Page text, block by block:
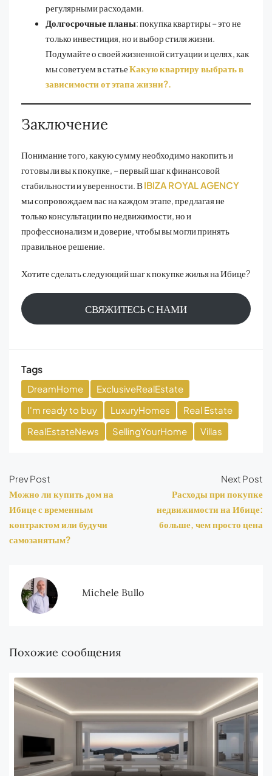
регулярными расходами.
Долгосрочные планы: покупка квартиры – это не
только инвестиция, но и выбор стиля жизни.
Подумайте о своей жизненной ситуации и целях, как
мы советуем в статьеКакую квартиру выбрать в
зависимости от этапа жизни?.
Заключение
Понимание того, какую сумму необходимо накопить и
готовы ли вы к покупке, – первый шаг к финансовой
стабильности и уверенности. ВIBIZA ROYAL AGENCY
мы сопровождаем вас на каждом этапе, предлагая не
только консультации по недвижимости, но и
профессионализм и доверие, чтобы вы могли принять
правильное решение.
Хотите сделать следующий шаг к покупке жилья на Ибице?
СВЯЖИТЕСЬ С НАМИ
Tags
DreamHome
ExclusiveRealEstate
I'm ready to buy
LuxuryHomes
Real Estate
RealEstateNews
SellingYourHome Villas
Prev Post
Можно ли купить дом на
Ибице с временным
контрактом или будучи
самозанятым?
Next Post
Расходы при покупке
недвижимости на Ибице:
больше, чем просто цена
Michele Bullo
Похожие сообщения